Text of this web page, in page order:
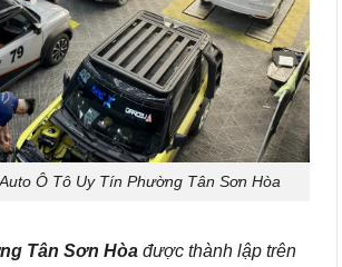
Ô Tô Uy Tín Phường Tân Sơn Hòa
Tân Sơn Hòa được thành lập trên